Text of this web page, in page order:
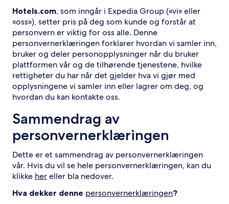
Hotels.com, som inngår i Expedia Group («vi» eller
«oss»), setter pris på deg som kunde og forstår at
personvern er viktig for oss alle. Denne
personvernerklæringen forklarer hvordan vi samler inn,
bruker og deler personopplysninger når du bruker
plattformen vår og de tilhørende tjenestene, hvilke
rettigheter du har når det gjelder hva vi gjør med
opplysningene vi samler inn eller lagrer om deg, og
hvordan du kan kontakte oss.
Sammendrag av
personvernerklæringen
Dette er et sammendrag av personvernerklæringen
vår. Hvis du vil se hele personvernerklæringen, kan du
klikke hereller bla nedover.
Hva dekker denne personvernerklæringen?